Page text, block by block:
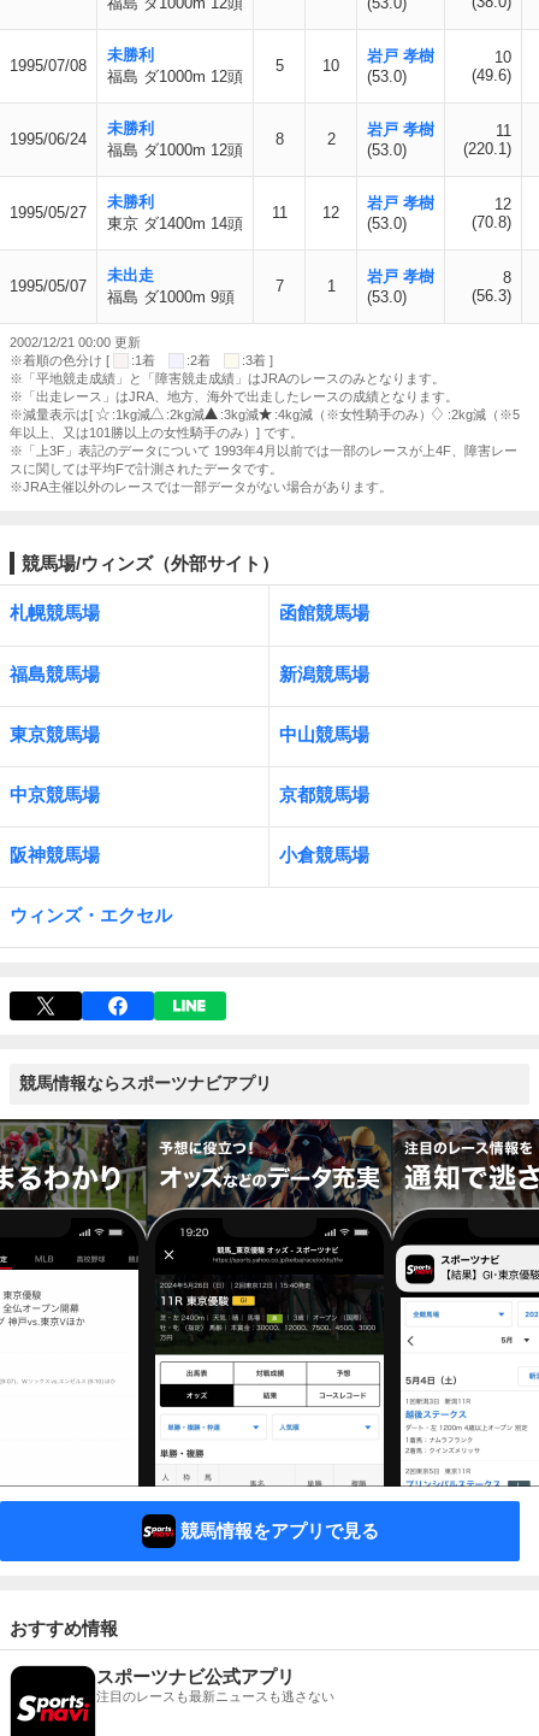
1995/07/08
未勝利
福島 ダ1000m 12頭
5 10
岩戸 孝樹
(53.0)
10
(49.6)
1995/06/24
未勝利
福島 ダ1000m 12頭
8 2
岩戸 孝樹
(53.0)
11
(220.1)
1995/05/27
未勝利
東京 ダ1400m 14頭
11 12
岩戸 孝樹
(53.0)
12
(70.8)
1995/05/07
未出走
福島 ダ1000m 9頭
7 1
岩戸 孝樹
(53.0)
8
(56.3)
2002/12/21 00:00 更新
※着順の色分け [
:1着 :2着
:3着 ]
※「平地競走成績」と「障害競走成績」はJRAのレースのみとなります。
※「出走レース」はJRA、地方、海外で出走したレースの成績となります。
※減量表示は[
:1kg減 :2kg減 :3kg減 :4kg減（※女性騎手のみ）
:2kg減（※5
年以上、又は101勝以上の女性騎手のみ）] です。
※「上3F」表記のデータについて 1993年4月以前では一部のレースが上4F、障害レー
スに関しては平均Fで計測されたデータです。
※JRA主催以外のレースでは一部データがない場合があります。
競馬場/ウィンズ（外部サイト）
札幌競馬場 函館競馬場
福島競馬場 新潟競馬場
東京競馬場 中山競馬場
中京競馬場 京都競馬場
阪神競馬場 小倉競馬場
ウィンズ・エクセル
競馬情報ならスポーツナビアプリ
競馬情報をアプリで見る
おすすめ情報
スポーツナビ公式アプリ
注目のレースも最新ニュースも逃さない